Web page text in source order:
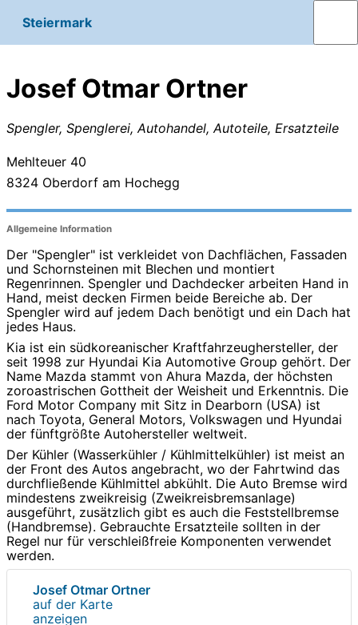
Steiermark
Josef Otmar Ortner
Spengler, Spenglerei, Autohandel, Autoteile, Ersatzteile
Mehlteuer 40
8324 Oberdorf am Hochegg
Allgemeine Information
Der "Spengler" ist verkleidet von Dachflächen, Fassaden
und Schornsteinen mit Blechen und montiert
Regenrinnen. Spengler und Dachdecker arbeiten Hand in
Hand, meist decken Firmen beide Bereiche ab. Der
Spengler wird auf jedem Dach benötigt und ein Dach hat
jedes Haus.
Kia ist ein südkoreanischer Kraftfahrzeughersteller, der
seit 1998 zur Hyundai Kia Automotive Group gehört. Der
Name Mazda stammt von Ahura Mazda, der höchsten
zoroastrischen Gottheit der Weisheit und Erkenntnis. Die
Ford Motor Company mit Sitz in Dearborn (USA) ist
nach Toyota, General Motors, Volkswagen und Hyundai
der fünftgrößte Autohersteller weltweit.
Der Kühler (Wasserkühler / Kühlmittelkühler) ist meist an
der Front des Autos angebracht, wo der Fahrtwind das
durchfließende Kühlmittel abkühlt. Die Auto Bremse wird
mindestens zweikreisig (Zweikreisbremsanlage)
ausgeführt, zusätzlich gibt es auch die Feststellbremse
(Handbremse). Gebrauchte Ersatzteile sollten in der
Regel nur für verschleißfreie Komponenten verwendet
werden.
Josef Otmar Ortner
auf der Karte
anzeigen